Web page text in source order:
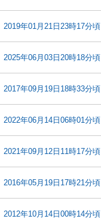
2019年01月21日23時17分頃
2025年06月03日20時18分頃
2017年09月19日18時33分頃
2022年06月14日06時01分頃
2021年09月12日11時17分頃
2016年05月19日17時21分頃
2012年10月14日00時14分頃